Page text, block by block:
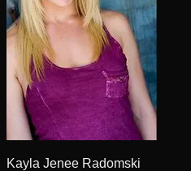
Kayla Jenee Radomski